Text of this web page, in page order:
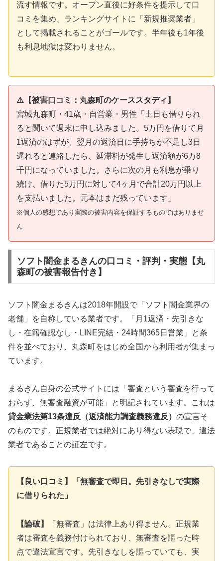
流す情報です。オープン直後に好条件を提示して口
コミを集め、ランキングサイトに「新規推奨業者」
として掲載されることがゴールです。半年後も1年後
も利息地獄は変わりません。
⚠️【被害口コミ：丸森町のケーススタディ】
宮城丸森町・41歳・自営業・男性「土日も借りられ
ると聞いて週末に申し込みました。5万円を借りて月
1返済のはずが、翌月の返済日に手持ちが不足し3日
遅れると連絡したら、延滞料が発生し返済額が6万8
千円になっていました。さらに次の月も利息が乗り
続け、借りた5万円に対して4ヶ月で合計20万円以上
を支払いました。元本はまだ残っています」
※個人の感想であり実際の被害内容を保証するものではありませ
ん
ソフト闇金まるきんの口コミ・評判・実態【丸
森町の被害報告付き】
ソフト闇金まるきんは2018年開設で「ソフト闇金業界の
老舗」を自称している業者です。「月1返済・先引きな
し・在籍確認なし・LINE完結・24時間365日営業」と条
件を並べており、丸森町をはじめ全国から利用者が集まっ
ています。
まるきん自身の公式サイトには「審査という審査を行って
おらず、無審査融資が可能」と明記されています。これは
貸金業法第13条違反（返済能力調査義務違反） の宣言そ
のものです。正規業者では絶対にあり得ない表現で、違法
業者であることの証左です。
【良い口コミ】「無審査で即日。先引きなしで実際
に借りられた」
【論破】
「無審査」は法律上あり得ません。正規業
者は審査を義務付けられており、無審査を謳った時
点で違法宣言です。先引きなしを謳っていても、実